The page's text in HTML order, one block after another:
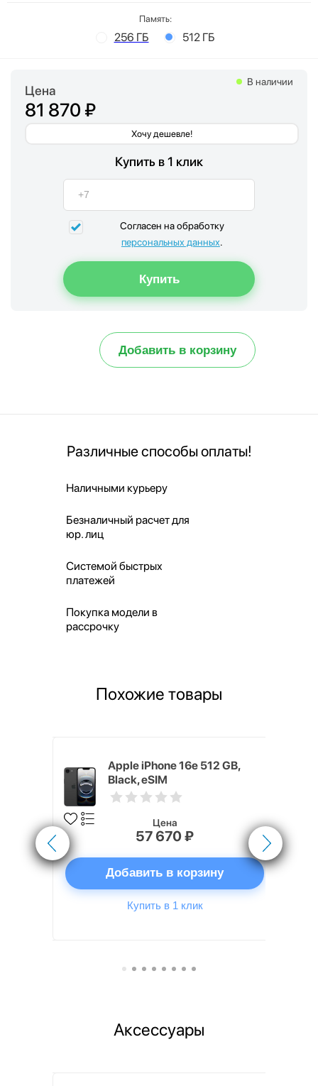
Память:
256 ГБ 512 ГБ
Цена
81 870 ₽
Хочу дешевле!
В наличии
Купить в 1 клик
Согласен на обработку
персональных данных.
Добавить в корзину
Различные способы оплаты!
Наличными курьеру
Безналичный расчет для
юр. лиц
Системой быстрых
платежей
Покупка модели в
рассрочку
Похожие товары
Apple iPhone 16e 512 GB,
Black, eSIM
Цена
57 670 ₽
Добавить в корзину
Купить в 1 клик
Аксессуары